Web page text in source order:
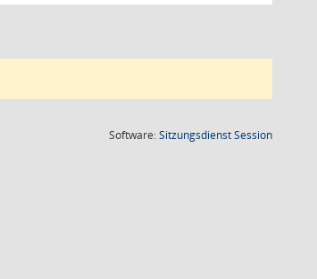
Software:SitzungsdienstSession(Wird in